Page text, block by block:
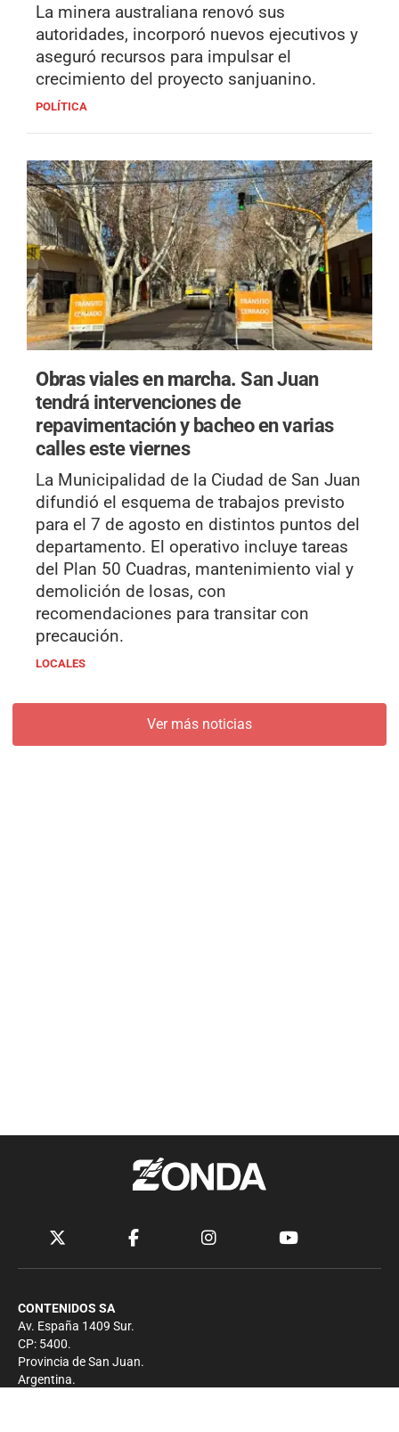
La minera australiana renovó sus
autoridades, incorporó nuevos ejecutivos y
aseguró recursos para impulsar el
crecimiento del proyecto sanjuanino.
POLÍTICA
Obras viales en marcha.San Juan
tendrá intervenciones de
repavimentación y bacheo en varias
calles este viernes
La Municipalidad de la Ciudad de San Juan
difundió el esquema de trabajos previsto
para el 7 de agosto en distintos puntos del
departamento. El operativo incluye tareas
del Plan 50 Cuadras, mantenimiento vial y
demolición de losas, con
recomendaciones para transitar con
precaución.
LOCALES
Ver más noticias
CONTENIDOS SA
Av. España 1409 Sur.
CP: 5400.
Provincia de San Juan.
Argentina.